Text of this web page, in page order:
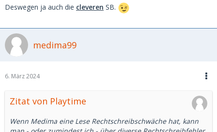
Deswegen ja auch die cleveren SB.
medima99
6. März 2024
Zitat von Playtime
Wenn Medima eine Lese Rechtschreibschwäche hat, kann